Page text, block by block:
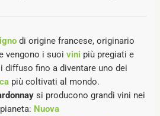
di origine francese, originario
vengono i suoi vini più pregiati e
diffuso fino a diventare uno dei
più coltivati al mondo.
si producono grandi vini nei
Nuova